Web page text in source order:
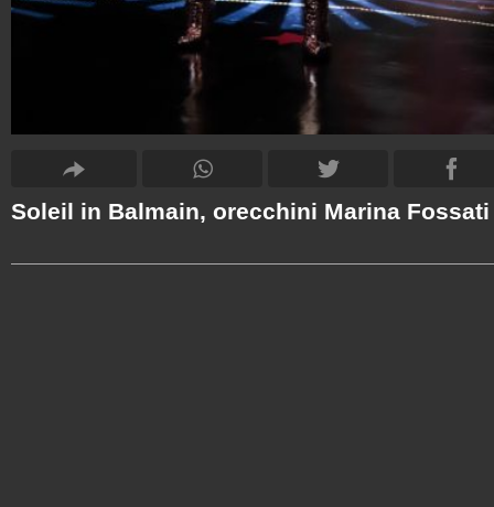
Soleil in Balmain, orecchini Marina Fossati